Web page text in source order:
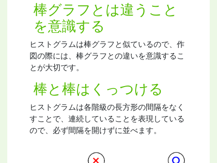
棒グラフとは違うこと
を意識する
ヒストグラムは棒グラフと似ているので、作
図の際には、棒グラフとの違いを意識するこ
とが大切です。
棒と棒はくっつける
ヒストグラムは各階級の長方形の間隔をなく
すことで、連続していることを表現している
ので、必ず間隔を開けずに並べます。